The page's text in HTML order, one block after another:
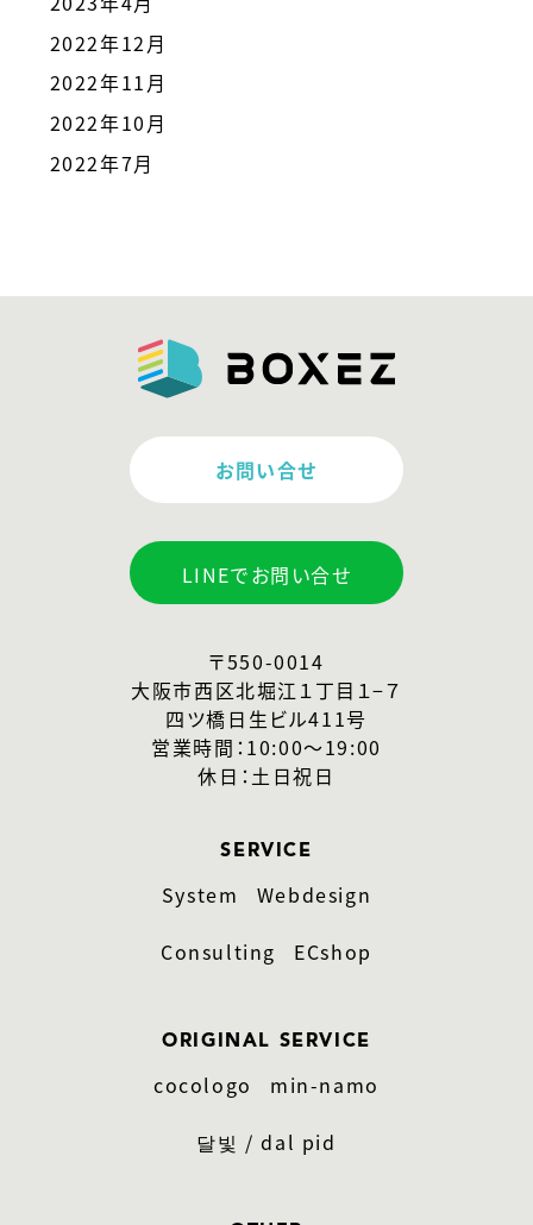
2022年12月
2022年11月
2022年10月
2022年7月
お問い合せ
LINEでお問い合せ
〒550-0014
大阪市西区北堀江１丁目１−７
四ツ橋日生ビル411号
営業時間：10:00〜19:00
休日：土日祝日
SERVICE
System
Webdesign
Consulting
ECshop
ORIGINAL SERVICE
cocologo
min-namo
달빛 / dal pid